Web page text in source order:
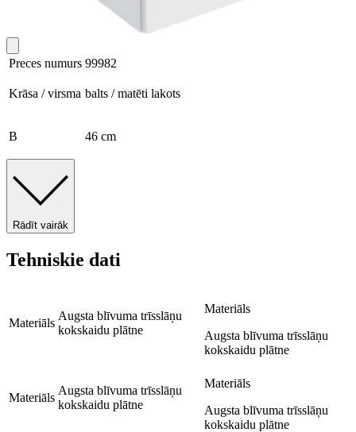
Preces numurs 99982
Krāsa / virsma balts / matēti lakots
B 46 cm
Rādīt vairāk
Tehniskie dati
Materiāls
Augsta blīvuma trīsslāņu
kokskaidu plātne
Materiāls
Augsta blīvuma trīsslāņu
kokskaidu plātne
Materiāls
Augsta blīvuma trīsslāņu
kokskaidu plātne
Materiāls
Augsta blīvuma trīsslāņu
kokskaidu plātne